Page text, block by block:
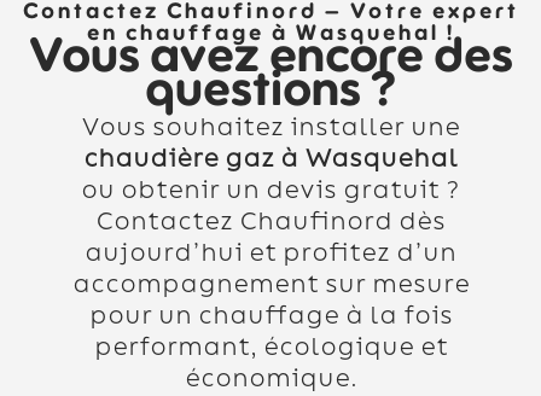
Contactez Chaufinord – Votre expert
en chauffage à Wasquehal !
Vous avez encore des
questions ?
Vous souhaitez installer une
chaudière gaz à Wasquehal
ou obtenir un devis gratuit ?
Contactez Chaufinord dès
aujourd’hui et profitez d’un
accompagnement sur mesure
pour un chauffage à la fois
performant, écologique et
économique.